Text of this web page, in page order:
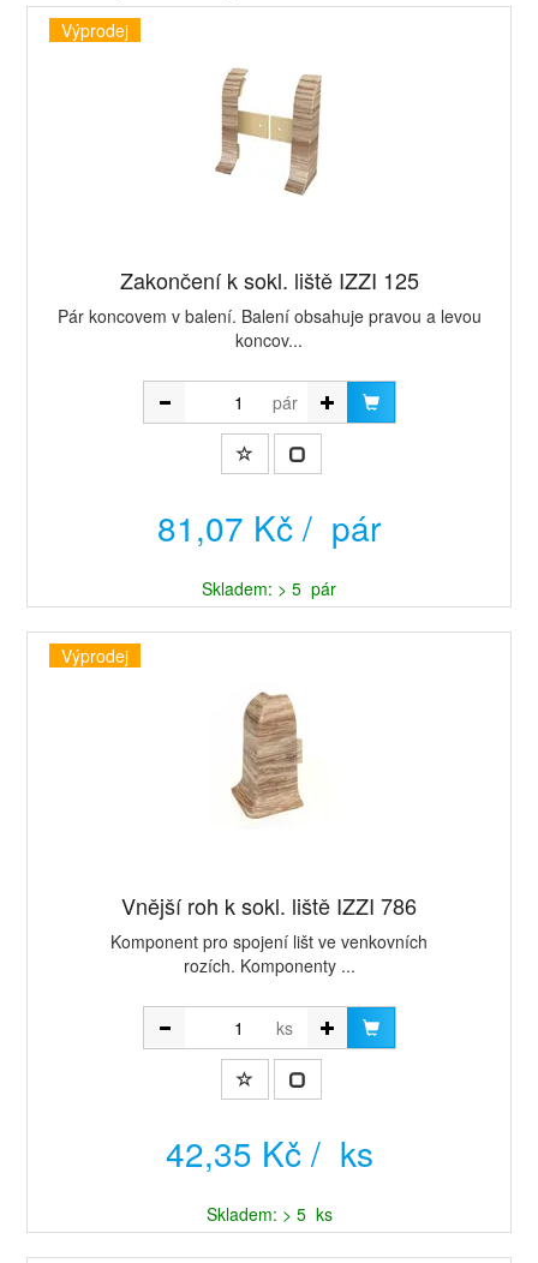
Výprodej
Zakončení k sokl. liště IZZI 125
Pár koncovem v balení. Balení obsahuje pravou a levou
koncov...
pár
81,07 Kč / pár
Skladem: > 5 pár
Výprodej
Vnější roh k sokl. liště IZZI 786
Komponent pro spojení lišt ve venkovních
rozích. Komponenty ...
ks
42,35 Kč / ks
Skladem: > 5 ks